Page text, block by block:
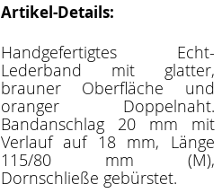
Artikel-Details:
Handgefertigtes Echt-
Lederband mit glatter,
brauner Oberfläche und
oranger Doppelnaht.
Bandanschlag 20 mm mit
Verlauf auf 18 mm, Länge
115/80 mm (M),
Dornschließe gebürstet.